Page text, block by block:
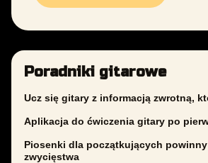
Poradniki gitarowe
Ucz się gitary z informacją zwrotną,
Aplikacja do ćwiczenia gitary po
Piosenki dla początkujących powinny
zwycięstwa